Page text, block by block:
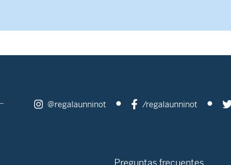
@regalaunninot /regalaunninot